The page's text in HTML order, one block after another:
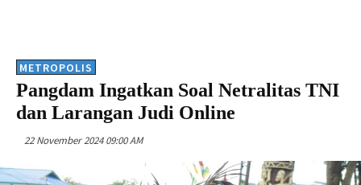
METROPOLIS
Pangdam Ingatkan Soal Netralitas TNI
dan Larangan Judi Online
22 November 2024 09:00 AM